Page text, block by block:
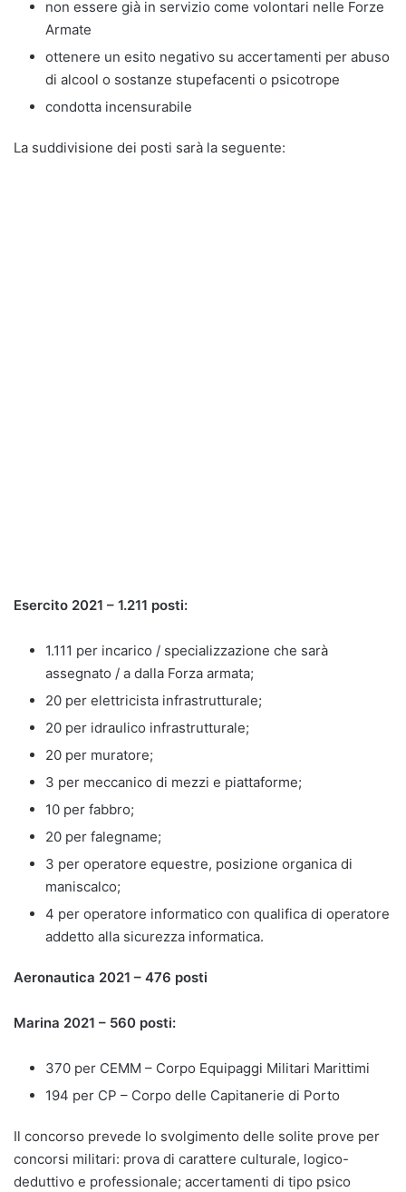
non essere già in servizio come volontari nelle Forze
Armate
ottenere un esito negativo su accertamenti per abuso
di alcool o sostanze stupefacenti o psicotrope
condotta incensurabile
La suddivisione dei posti sarà la seguente:
Esercito 2021 – 1.211 posti:
1.111 per incarico / specializzazione che sarà
assegnato / a dalla Forza armata;
20 per elettricista infrastrutturale;
20 per idraulico infrastrutturale;
20 per muratore;
3 per meccanico di mezzi e piattaforme;
10 per fabbro;
20 per falegname;
3 per operatore equestre, posizione organica di
maniscalco;
4 per operatore informatico con qualifica di operatore
addetto alla sicurezza informatica.
Aeronautica 2021 – 476 posti
Marina 2021 – 560 posti:
370 per CEMM – Corpo Equipaggi Militari Marittimi
194 per CP – Corpo delle Capitanerie di Porto
Il concorso prevede lo svolgimento delle solite prove per
concorsi militari: prova di carattere culturale, logico-
deduttivo e professionale; accertamenti di tipo psico